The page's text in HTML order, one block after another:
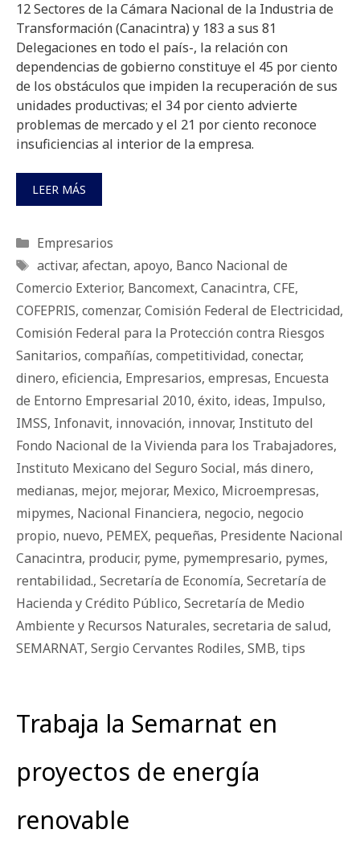
12 Sectores de la Cámara Nacional de la Industria de
Transformación (Canacintra) y 183 a sus 81
Delegaciones en todo el país-, la relación con
dependencias de gobierno constituye el 45 por ciento
de los obstáculos que impiden la recuperación de sus
unidades productivas; el 34 por ciento advierte
problemas de mercado y el 21 por ciento reconoce
insuficiencias al interior de la empresa.
LEER MÁS
Categorías
Empresarios
Etiquetas
activar, afectan, apoyo, Banco Nacional de
Comercio Exterior, Bancomext, Canacintra, CFE,
COFEPRIS, comenzar, Comisión Federal de Electricidad,
Comisión Federal para la Protección contra Riesgos
Sanitarios, compañías, competitividad, conectar,
dinero, eficiencia, Empresarios, empresas, Encuesta
de Entorno Empresarial 2010, éxito, ideas, Impulso,
IMSS, Infonavit, innovación, innovar, Instituto del
Fondo Nacional de la Vivienda para los Trabajadores,
Instituto Mexicano del Seguro Social, más dinero,
medianas, mejor, mejorar, Mexico, Microempresas,
mipymes, Nacional Financiera, negocio, negocio
propio, nuevo, PEMEX, pequeñas, Presidente Nacional
Canacintra, producir, pyme, pymempresario, pymes,
rentabilidad., Secretaría de Economía, Secretaría de
Hacienda y Crédito Público, Secretaría de Medio
Ambiente y Recursos Naturales, secretaria de salud,
SEMARNAT, Sergio Cervantes Rodiles, SMB, tips
Trabaja la Semarnat en
proyectos de energía
renovable